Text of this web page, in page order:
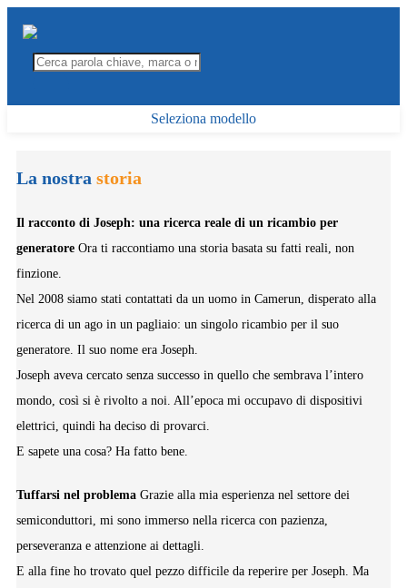
Seleziona modello
La nostra storia
Il racconto di Joseph: una ricerca reale di un ricambio per
generatore Ora ti raccontiamo una storia basata su fatti reali, non
finzione.
Nel 2008 siamo stati contattati da un uomo in Camerun, disperato alla
ricerca di un ago in un pagliaio: un singolo ricambio per il suo
generatore. Il suo nome era Joseph.
Joseph aveva cercato senza successo in quello che sembrava l’intero
mondo, così si è rivolto a noi. All’epoca mi occupavo di dispositivi
elettrici, quindi ha deciso di provarci.
E sapete una cosa? Ha fatto bene.
Tuffarsi nel problema Grazie alla mia esperienza nel settore dei
semiconduttori, mi sono immerso nella ricerca con pazienza,
perseveranza e attenzione ai dettagli.
E alla fine ho trovato quel pezzo difficile da reperire per Joseph. Ma